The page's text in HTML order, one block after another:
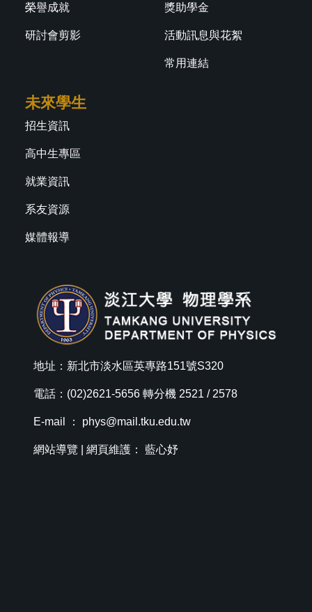
榮譽成就
研討會剪影
獎助學金
活動訊息與花絮
常用連結
未來學生
招生資訊
高中生專區
就業資訊
系友資源
媒體報導
地址：新北市淡水區英專路151號S320
電話：(02)2621-5656 轉分機 2521 / 2578
E-mail ： phys@mail.tku.edu.tw
網站導覽 | 網頁維護： 藍心妤